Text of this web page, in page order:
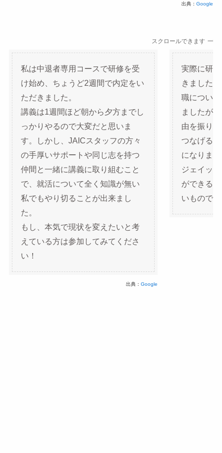
出典：Google
スクロールできます
私は中退者専用コースで研修を受
け始め、ちょうど2週間で内定をい
ただきました。
講義は1週間ほど朝から夕方までし
っかりやるので大変だと思いま
す。しかし、JAICスタッフの方々
の手厚いサポートや同じ志を持つ
仲間と一緒に講義に取り組むこと
で、就活について全く知識が無い
私でもやり切ることが出来まし
た。
もし、本気で現状を変えたいと考
えている方は参加してみてくださ
い！
出典： Google
実際に研
きました
職につい
ましたが
由を振り
つなげる
になりま
ジェイッ
ができる
いもので